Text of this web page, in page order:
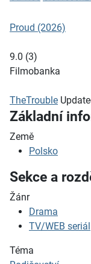
Proud (2026)
9.0 (3)
Filmobanka
TheTrouble
Základní
Země
Polsko
Sekce a
Žánr
Drama
TV/WEB seriál
Téma